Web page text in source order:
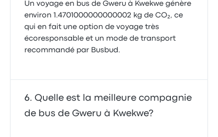
Un voyage en bus de Gweru à Kwekwe génère
environ 1.4701000000000002 kg de CO₂, ce
qui en fait une option de voyage très
écoresponsable et un mode de transport
recommandé par Busbud.
Quelle est la meilleure compagnie
de bus de Gweru à Kwekwe?